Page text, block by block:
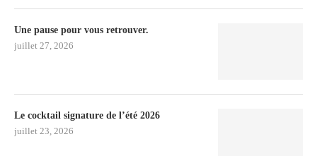
Une pause pour vous retrouver.
juillet 27, 2026
Le cocktail signature de l’été 2026
juillet 23, 2026